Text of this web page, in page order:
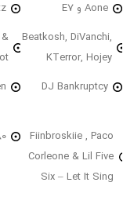
Aone و E7
Beatkosh, DiVanchi,
KTerror, Hojey
DJ Bankruptcy
Fiinbroskiie , Paco
Corleone & Lil Five
Six – Let It Sing